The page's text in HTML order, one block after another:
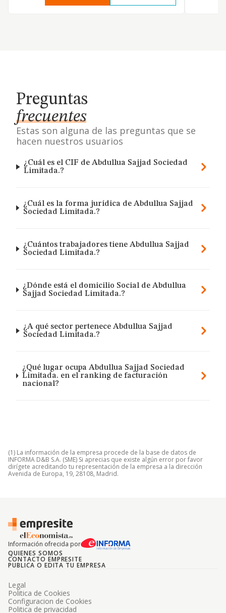
Preguntas
frecuentes
Estas son alguna de las preguntas que se
hacen nuestros usuarios
¿Cuál es el CIF de Abdullua Sajjad Sociedad
Limitada.?
¿Cuál es la forma jurídica de Abdullua Sajjad
Sociedad Limitada.?
¿Cuántos trabajadores tiene Abdullua Sajjad
Sociedad Limitada.?
¿Dónde está el domicilio Social de Abdullua
Sajjad Sociedad Limitada.?
¿A qué sector pertenece Abdullua Sajjad
Sociedad Limitada.?
¿Qué lugar ocupa Abdullua Sajjad Sociedad
Limitada. en el ranking de facturación
nacional?
(1) La información de la empresa procede de la base de datos de
INFORMA D&B S.A. (SME) Si aprecias que existe algún error por favor
dirígete acreditando tu representación de la empresa a la dirección
Avenida de Europa, 19, 28108, Madrid.
Información ofrecida por
QUIENES SOMOS
CONTACTO EMPRESITE
PUBLICA O EDITA TU EMPRESA
Legal
Politica de Cookies
Configuracion de Cookies
Politica de privacidad